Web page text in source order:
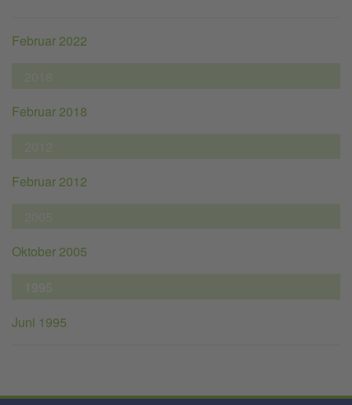
Februar 2022
Februar 2018
Februar 2012
Oktober 2005
Juni 1995